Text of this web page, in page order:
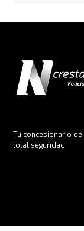
Tu concesionario
total seguridad.